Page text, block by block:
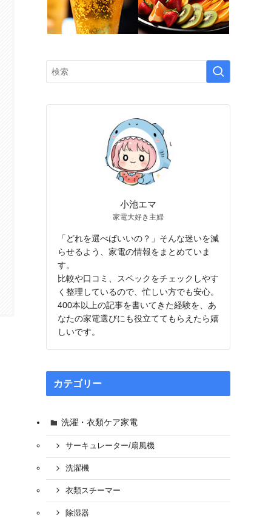
小池エマ
家電大好き主婦
「どれを選べばいいの？」そんな迷いを減
らせるよう、家電の情報をまとめていま
す。
比較や口コミ、スペックをチェックしやす
く整理しているので、忙しい方でも安心。
400本以上の記事を書いてきた経験を、あ
なたの家電選びにも役立ててもらえたら嬉
しいです。
カテゴリー
洗濯・衣類ケア家電
サーキュレーター/扇風機
洗濯機
衣類スチーマー
除湿器